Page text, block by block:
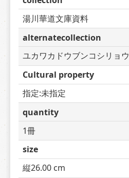
湯川華道文庫資料
alternatecollection
ユカワカドウブンコシリョウ
Cultural property
指定:未指定
quantity
1冊
size
縦26.00 cm